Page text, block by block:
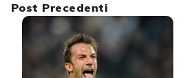
Post Precedenti